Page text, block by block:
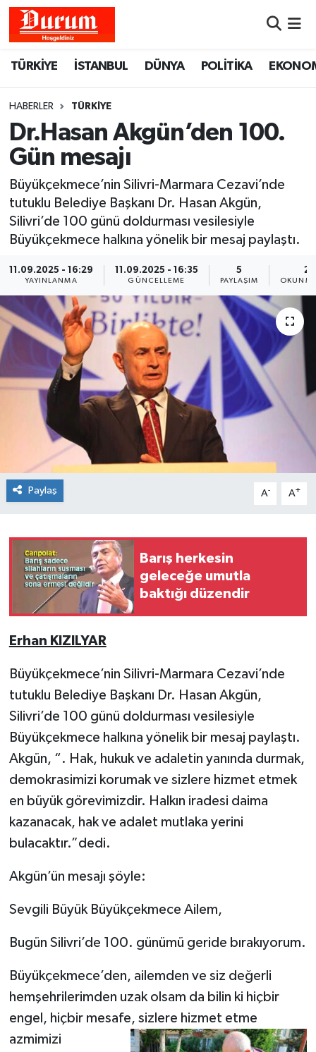
TÜRKİYE İSTANBUL DÜNYA POLİTİKA
HABERLER TÜRKİYE
Dr.Hasan Akgün’den 100.
Gün mesajı
Büyükçekmece’nin Silivri-Marmara Cezavi’nde
tutuklu Belediye Başkanı Dr. Hasan Akgün,
Silivri’de 100 günü doldurması vesilesiyle
Büyükçekmece halkına yönelik bir mesaj paylaştı.
11.09.2025 - 16:29
YAYINLANMA
11.09.2025 - 16:35
GÜNCELLEME
5
PAYLAŞIM
2
Paylaş A- A+
Barış herkesin
geleceğe umutla
baktığı düzendir
Erhan KIZILYAR
Büyükçekmece’nin Silivri-Marmara Cezavi’nde
tutuklu Belediye Başkanı Dr. Hasan Akgün,
Silivri’de 100 günü doldurması vesilesiyle
Büyükçekmece halkına yönelik bir mesaj paylaştı.
Akgün, “. Hak, hukuk ve adaletin yanında durmak,
demokrasimizi korumak ve sizlere hizmet etmek
en büyük görevimizdir. Halkın iradesi daima
kazanacak, hak ve adalet mutlaka yerini
bulacaktır.”dedi.
Akgün’ün mesajı şöyle:
Sevgili Büyük Büyükçekmece Ailem,
Bugün Silivri’de 100. günümü geride bırakıyorum.
Büyükçekmece’den, ailemden ve siz değerli
hemşehrilerimden uzak olsam da bilin ki hiçbir
engel, hiçbir mesafe, sizlere hizmet etme
azmimizi
Hava Durumu
Namaz Vakitleri
Trafik Durumu
Süper Lig Puan Durumu ve Fikstür
Tüm Manşetler
Son Dakika Haberleri
Haber Arşivi